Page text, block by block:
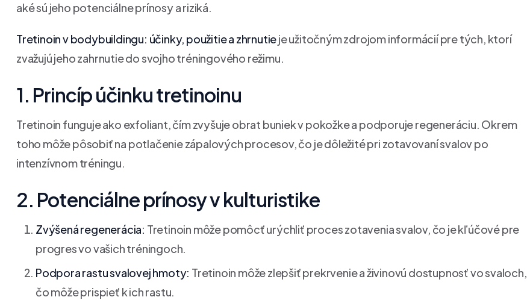
aké sú jeho potenciálne prínosy a riziká.
Tretinoin v bodybuildingu: účinky, použitie a zhrnutieje užitočným zdrojom informácií pre tých, ktorí
zvažujú jeho zahrnutie do svojho tréningového režimu.
1. Princíp účinku tretinoinu
Tretinoin funguje ako exfoliant, čím zvyšuje obrat buniek v pokožke a podporuje regeneráciu. Okrem
toho môže pôsobiť na potlačenie zápalových procesov, čo je dôležité pri zotavovaní svalov po
intenzívnom tréningu.
2. Potenciálne prínosy v kulturistike
Zvýšená regenerácia: Tretinoin môže pomôcť urýchliť proces zotavenia svalov, čo je kľúčové pre
progres vo vašich tréningoch.
Podpora rastu svalovej hmoty: Tretinoin môže zlepšiť prekrvenie a živinovú dostupnosť vo svaloch,
čo môže prispieť k ich rastu.